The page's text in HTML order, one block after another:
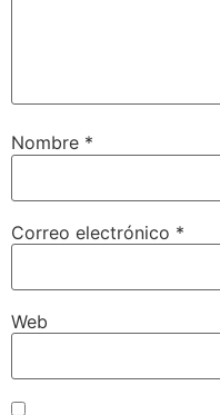
Nombre *
Correo electrónico *
Web